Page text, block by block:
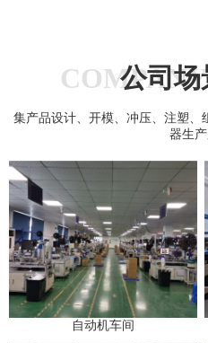
公司场
集产品设计、开模、冲压、注塑、
器生
自动机车间